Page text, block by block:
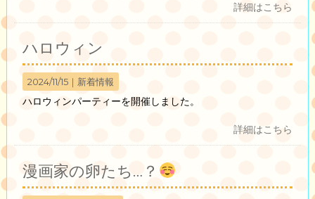
詳細はこちら
ハロウィン
2024/11/15｜ 新着情報
ハロウィンパーティーを開催しました。
詳細はこちら
漫画家の卵たち…？